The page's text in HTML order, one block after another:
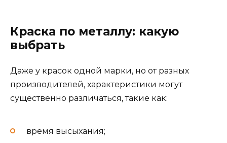
Краска по металлу: какую
выбрать
Даже у красок одной марки, но от разных
производителей, характеристики могут
существенно различаться, такие как:
время высыхания;